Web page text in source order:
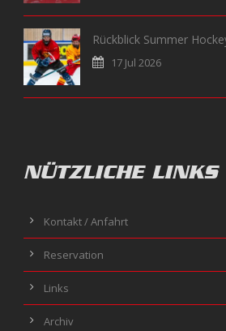
Rückblick Summer
17 Jul 2026
NÜTZLICHE LINKS
Kontakt / Anfahrt
Reservation
Links
Archiv